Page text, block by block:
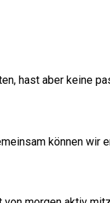
hast aber keine
können